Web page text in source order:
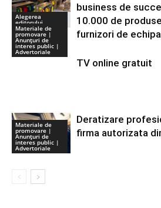
Alegerea
editorului
business de
10.000 de
furnizori de
Materiale de
promovare |
Anunţuri de
interes public |
Advertoriale
TV online gratuit
Materiale de
promovare |
Anunţuri de
interes public |
Advertoriale
Deratizare
firma autorizata